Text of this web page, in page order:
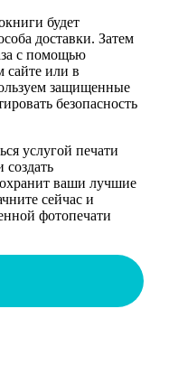
будет
доставки. Затем
с помощью
сайте или в
защищенные
безопасность
услугой печати
ваши лучшие
сейчас и
фотопечати